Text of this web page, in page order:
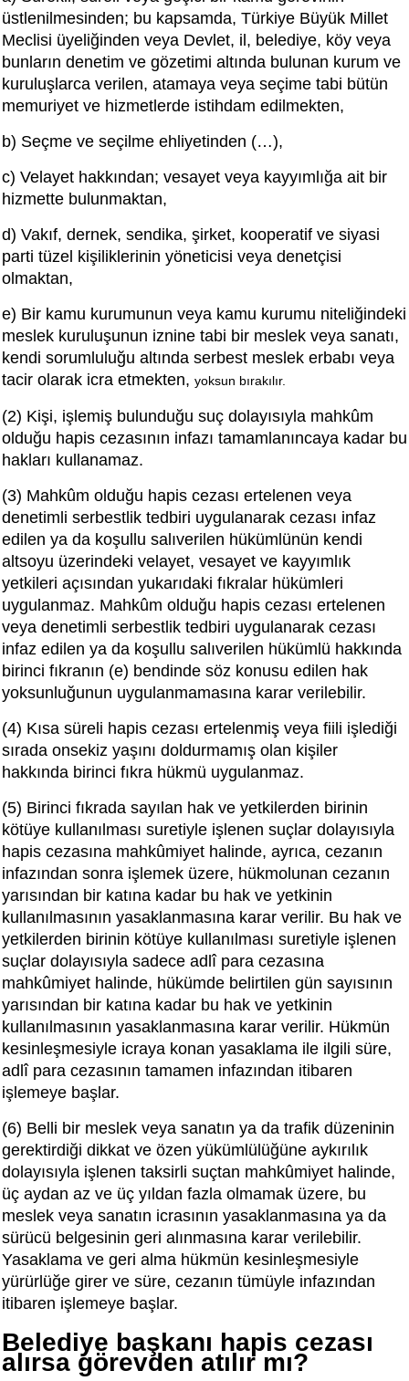
üstlenilmesinden; bu kapsamda, Türkiye Büyük Millet
Meclisi üyeliğinden veya Devlet, il, belediye, köy veya
bunların denetim ve gözetimi altında bulunan kurum ve
kuruluşlarca verilen, atamaya veya seçime tabi bütün
memuriyet ve hizmetlerde istihdam edilmekten,
b) Seçme ve seçilme ehliyetinden (…),
c) Velayet hakkından; vesayet veya kayyımlığa ait bir
hizmette bulunmaktan,
d) Vakıf, dernek, sendika, şirket, kooperatif ve siyasi
parti tüzel kişiliklerinin yöneticisi veya denetçisi
olmaktan,
e) Bir kamu kurumunun veya kamu kurumu niteliğindeki
meslek kuruluşunun iznine tabi bir meslek veya sanatı,
kendi sorumluluğu altında serbest meslek erbabı veya
tacir olarak icra etmekten, yoksun bırakılır.
(2) Kişi, işlemiş bulunduğu suç dolayısıyla mahkûm
olduğu hapis cezasının infazı tamamlanıncaya kadar bu
hakları kullanamaz.
(3) Mahkûm olduğu hapis cezası ertelenen veya
denetimli serbestlik tedbiri uygulanarak cezası infaz
edilen ya da koşullu salıverilen hükümlünün kendi
altsoyu üzerindeki velayet, vesayet ve kayyımlık
yetkileri açısından yukarıdaki fıkralar hükümleri
uygulanmaz. Mahkûm olduğu hapis cezası ertelenen
veya denetimli serbestlik tedbiri uygulanarak cezası
infaz edilen ya da koşullu salıverilen hükümlü hakkında
birinci fıkranın (e) bendinde söz konusu edilen hak
yoksunluğunun uygulanmamasına karar verilebilir.
(4) Kısa süreli hapis cezası ertelenmiş veya fiili işlediği
sırada onsekiz yaşını doldurmamış olan kişiler
hakkında birinci fıkra hükmü uygulanmaz.
(5) Birinci fıkrada sayılan hak ve yetkilerden birinin
kötüye kullanılması suretiyle işlenen suçlar dolayısıyla
hapis cezasına mahkûmiyet halinde, ayrıca, cezanın
infazından sonra işlemek üzere, hükmolunan cezanın
yarısından bir katına kadar bu hak ve yetkinin
kullanılmasının yasaklanmasına karar verilir. Bu hak ve
yetkilerden birinin kötüye kullanılması suretiyle işlenen
suçlar dolayısıyla sadece adlî para cezasına
mahkûmiyet halinde, hükümde belirtilen gün sayısının
yarısından bir katına kadar bu hak ve yetkinin
kullanılmasının yasaklanmasına karar verilir. Hükmün
kesinleşmesiyle icraya konan yasaklama ile ilgili süre,
adlî para cezasının tamamen infazından itibaren
işlemeye başlar.
(6) Belli bir meslek veya sanatın ya da trafik düzeninin
gerektirdiği dikkat ve özen yükümlülüğüne aykırılık
dolayısıyla işlenen taksirli suçtan mahkûmiyet halinde,
üç aydan az ve üç yıldan fazla olmamak üzere, bu
meslek veya sanatın icrasının yasaklanmasına ya da
sürücü belgesinin geri alınmasına karar verilebilir.
Yasaklama ve geri alma hükmün kesinleşmesiyle
yürürlüğe girer ve süre, cezanın tümüyle infazından
itibaren işlemeye başlar.
Belediye başkanı hapis cezası
alırsa görevden atılır mı?